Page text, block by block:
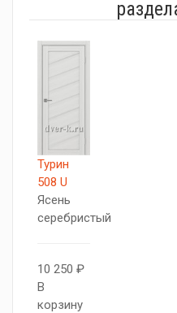
Турин
508 U
Ясень
серебристый
10 250 ₽
В
корзину